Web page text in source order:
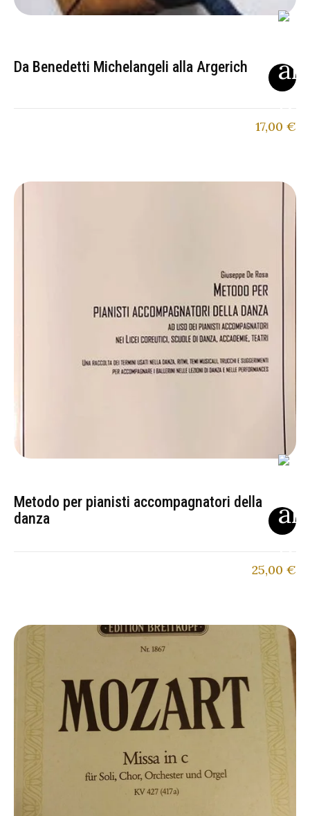
Da Benedetti Michelangeli alla Argerich
17,00 €
Metodo per pianisti accompagnatori della
danza
25,00 €